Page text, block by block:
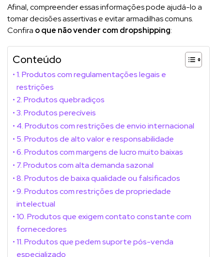
Afinal, compreender essas informações pode ajudá-lo a
tomar decisões assertivas e evitar armadilhas comuns.
Confira o que não vender com dropshipping:
Conteúdo
1. Produtos com regulamentações legais e
restrições
2. Produtos quebradiços
3. Produtos perecíveis
4. Produtos com restrições de envio internacional
5. Produtos de alto valor e responsabilidade
6. Produtos com margens de lucro muito baixas
7. Produtos com alta demanda sazonal
8. Produtos de baixa qualidade ou falsificados
9. Produtos com restrições de propriedade
intelectual
10. Produtos que exigem contato constante com
fornecedores
11. Produtos que pedem suporte pós-venda
especializado